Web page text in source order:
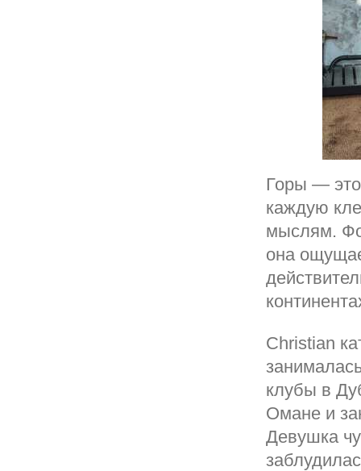
Горы —
каждую
мыслям.
она
Christian
клубы в
Омане и
Девушка